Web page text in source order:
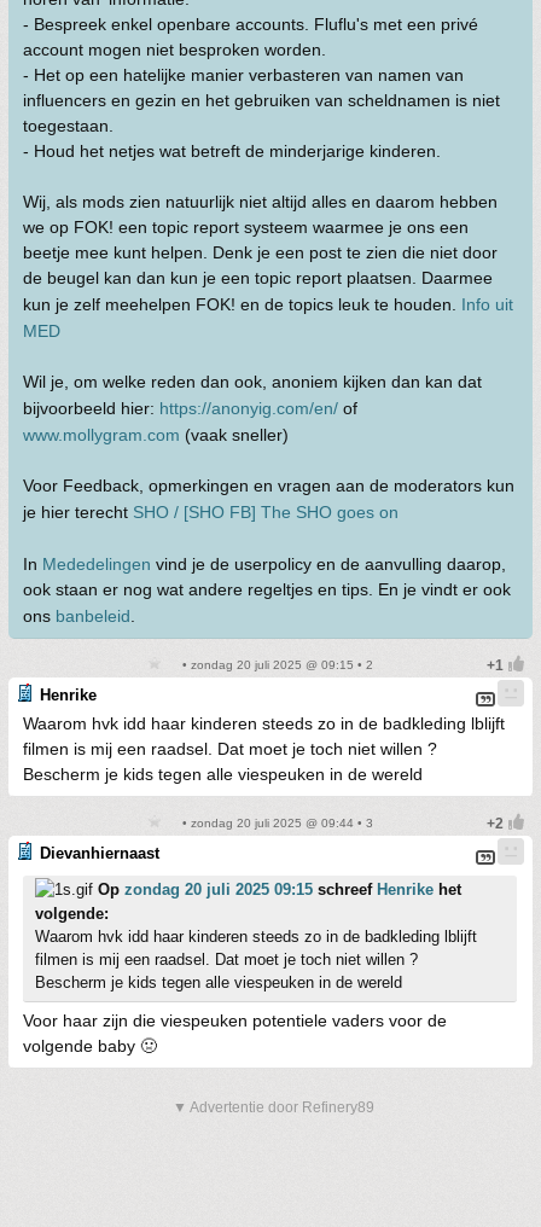
- Bespreek enkel openbare accounts. Fluflu's met een privé
account mogen niet besproken worden.
- Het op een hatelijke manier verbasteren van namen van
influencers en gezin en het gebruiken van scheldnamen is niet
toegestaan.
- Houd het netjes wat betreft de minderjarige kinderen.
Wij, als mods zien natuurlijk niet altijd alles en daarom hebben
we op FOK! een topic report systeem waarmee je ons een
beetje mee kunt helpen. Denk je een post te zien die niet door
de beugel kan dan kun je een topic report plaatsen. Daarmee
kun je zelf meehelpen FOK! en de topics leuk te houden. Info uit
MED
Wil je, om welke reden dan ook, anoniem kijken dan kan dat
bijvoorbeeld hier: https://anonyig.com/en/ of
www.mollygram.com (vaak sneller)
Voor Feedback, opmerkingen en vragen aan de moderators kun
je hier terecht SHO / [SHO FB] The SHO goes on
In Mededelingen vind je de userpolicy en de aanvulling daarop,
ook staan er nog wat andere regeltjes en tips. En je vindt er ook
ons banbeleid
• zondag 20 juli 2025 @ 09:15 • 2
Henrike
Waarom hvk idd haar kinderen steeds zo in de badkleding lblijft
filmen is mij een raadsel. Dat moet je toch niet willen ?
Bescherm je kids tegen alle viespeuken in de wereld
• zondag 20 juli 2025 @ 09:44 • 3
Dievanhiernaast
Op zondag 20 juli 2025 09:15 schreef Henrike het
volgende:
Waarom hvk idd haar kinderen steeds zo in de badkleding lblijft
filmen is mij een raadsel. Dat moet je toch niet willen ?
Bescherm je kids tegen alle viespeuken in de wereld
Voor haar zijn die viespeuken potentiele vaders voor de
volgende baby 🤢
▼ Advertentie door Refinery89